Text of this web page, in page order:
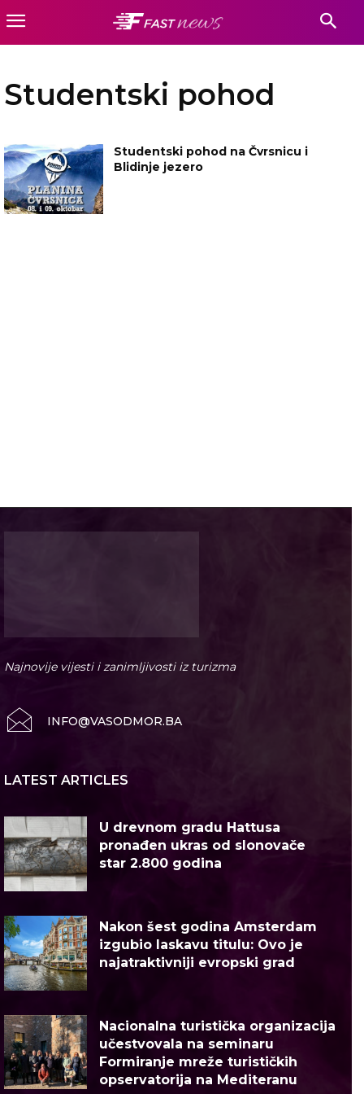
Studentski pohod
Studentski pohod na Čvrsnicu i
Blidinje jezero
Najnovije vijesti i zanimljivosti iz turizma
INFO@VASODMOR.BA
LATEST ARTICLES
U drevnom gradu Hattusa
pronađen ukras od slonovače
star 2.800 godina
Nakon šest godina Amsterdam
izgubio laskavu titulu: Ovo je
najatraktivniji evropski grad
Nacionalna turistička organizacija
učestvovala na seminaru
Formiranje mreže turističkih
opservatorija na Mediteranu